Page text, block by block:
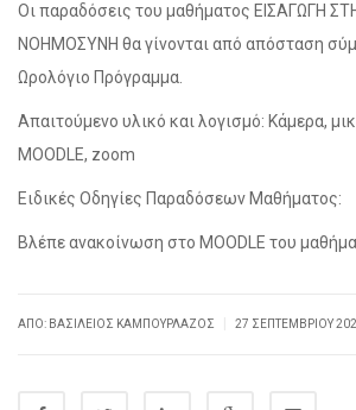
Οι παραδόσεις του μαθήματος ΕΙΣΑΓΩΓΗ
ΝΟΗΜΟΣΥΝΗ θα γίνονται από απόσταση
Ωρολόγιο Πρόγραμμα.
Απαιτούμενο υλικό και λογισμό: Κάμερα,
MOODLE, zoom
Ειδικές Οδηγίες Παραδόσεων Μαθήματος:
Βλέπε ανακοίνωση στο MOODLE του
ΑΠΌ: ΒΑΣΊΛΕΙΟΣ ΚΑΜΠΟΥΡΛΆΖΟΣ 27 ΣΕΠΤΕΜΒΡΊΟΥ